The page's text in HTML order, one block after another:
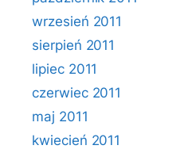
wrzesień 2011
sierpień 2011
lipiec 2011
czerwiec 2011
maj 2011
kwiecień 2011